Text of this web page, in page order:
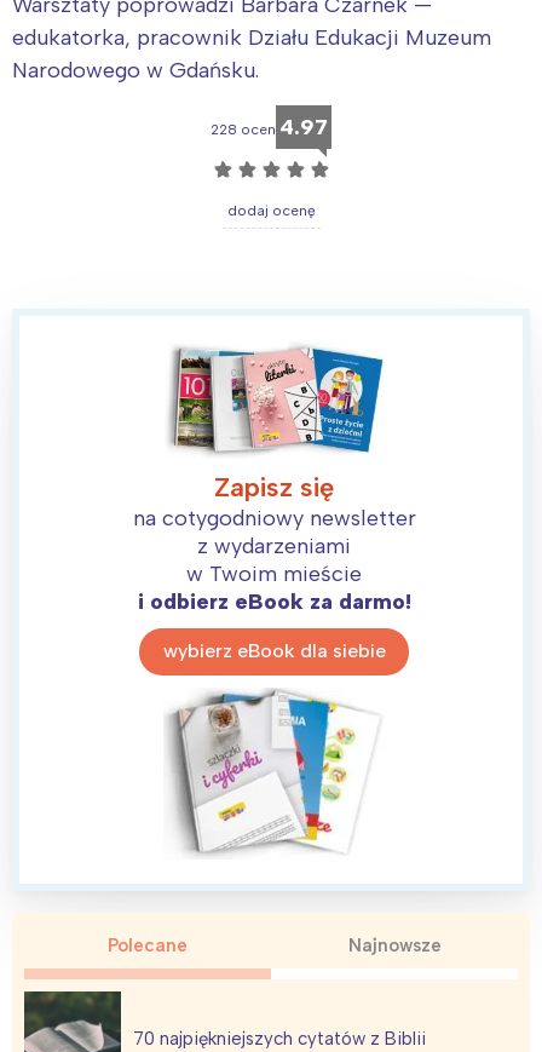
edukatorka, pracownik Działu Edukacji Muzeum
Narodowego w Gdańsku.
228 ocen 4.97
☆ ☆ ☆ ☆ ☆
dodaj ocenę
Zapisz się
na cotygodniowy newsletter
z wydarzeniami
w Twoim mieście
i odbierz eBook za darmo!
wybierz eBook dla siebie
Polecane Najnowsze
70 najpiękniejszych cytatów z Biblii
Interesują mnie wydarzenia z
tego regionu:
Łódź
Trójmiasto
Poznań
Wrocław
Śląsk
Kraków
Południe
Północ
Wszystkie
Wybieram